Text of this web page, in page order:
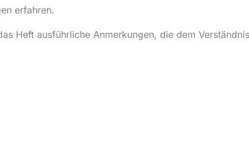
erfahren.
Heft ausführliche Anmerkungen, die dem